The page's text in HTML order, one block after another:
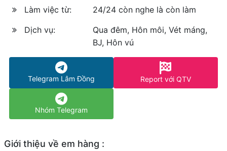
Làm việc từ:
24/24 còn nghe là còn làm
Dịch vụ:
Qua đêm, Hôn môi, Vét máng,
BJ, Hôn vú
Telegram Lâm Đồng Report với QTV
Nhóm Telegram
Giới thiệu về em hàng :